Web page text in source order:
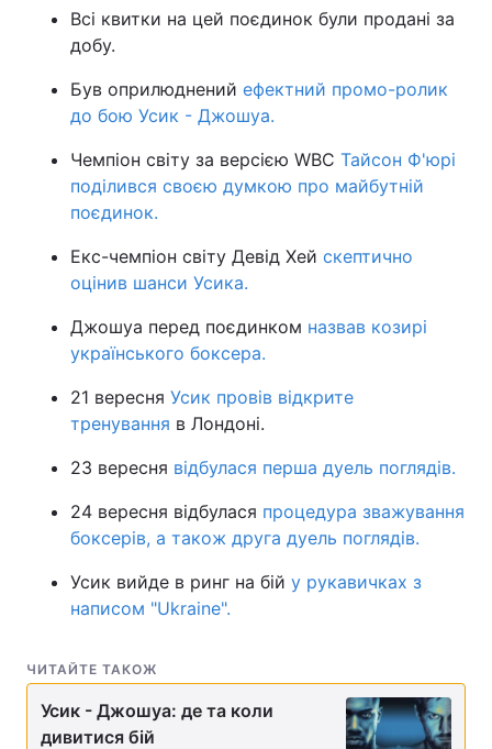
Всі квитки на цей поєдинок були продані за
добу.
Був оприлюднений ефектний промо-ролик
до бою Усик - Джошуа.
Чемпіон світу за версією WBC Тайсон Ф'юрі
поділився своєю думкою про майбутній
поєдинок.
Екс-чемпіон світу Девід Хей скептично
оцінив шанси Усика.
Джошуа перед поєдинком назвав козирі
українського боксера.
21 вересня Усик провів відкрите
тренування в Лондоні.
23 вересня відбулася перша дуель поглядів.
24 вересня відбулася процедура зважування
боксерів, а також друга дуель поглядів.
Усик вийде в ринг на бій у рукавичках з
написом "Ukraine".
ЧИТАЙТЕ ТАКОЖ
Усик - Джошуа: де та коли
дивитися бій